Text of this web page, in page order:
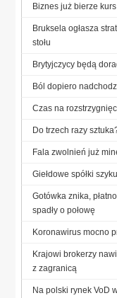
Biznes już bierze
Bruksela ogłasza
stołu
Brytyjczycy będą
Ból dopiero
Czas na
Do trzech razy
Fala zwolnień już
Giełdowe spółki
Gotówka znika,
spadły o połowę
Koronawirus mocno
Krajowi brokerzy
z zagranicą
Na polski rynek VoD